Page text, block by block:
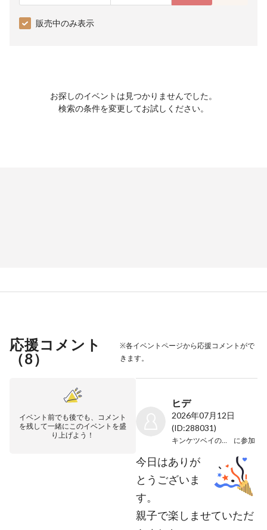
販売中のみ表示
お探しのイベントは見つかりませんでした。
検索の条件を変更してお試しください。
応援コメント
（8）
※各イベントページから応援コメントがで
きます。
イベント前でも後でも、コメント
を残して一緒にこのイベントを盛
り上げよう！
ヒデ
2026年07月12日
(ID:288031)
に参加
今日はありが
とうございま
す。
親子で楽しませていただ